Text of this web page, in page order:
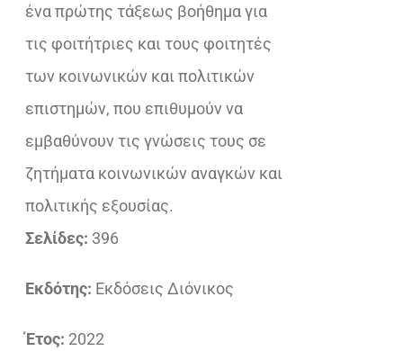
ένα πρώτης τάξεως βοήθημα για
τις φοιτήτριες και τους φοιτητές
των κοινωνικών και πολιτικών
επιστημών, που επιθυμούν να
εμβαθύνουν τις γνώσεις τους σε
ζητήματα κοινωνικών αναγκών και
πολιτικής εξουσίας.
Σελίδες: 396
Εκδότης: Εκδόσεις Διόνικος
Έτος: 2022